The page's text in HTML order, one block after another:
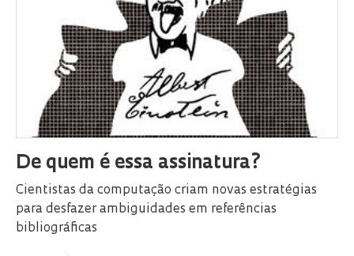
De quem é essa assinatura?
Cientistas da computação criam novas estratégias
para desfazer ambiguidades em referências
bibliográficas